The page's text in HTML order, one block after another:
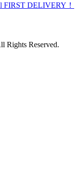
FIRST DELIVERY！
Rights Reserved.